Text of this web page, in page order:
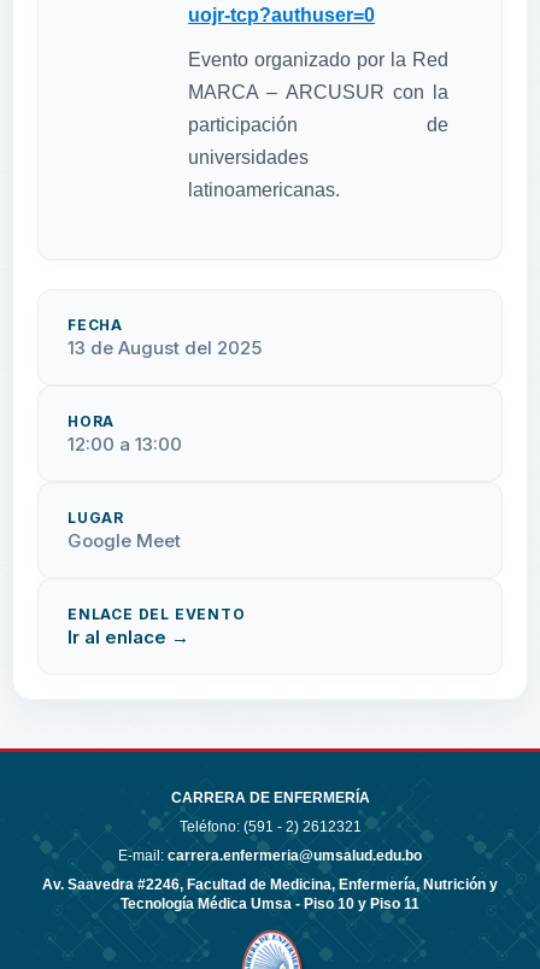
uojr-tcp?authuser=0
Evento organizado por la Red
MARCA – ARCUSUR con la
participación de
universidades
latinoamericanas.
FECHA
13 de August del 2025
HORA
12:00 a 13:00
LUGAR
Google Meet
ENLACE DEL EVENTO
Ir al enlace →
CARRERA DE ENFERMERÍA
Teléfono: (591 - 2) 2612321
E-mail: carrera.enfermeria@umsalud.edu.bo
Av. Saavedra #2246, Facultad de Medicina, Enfermería, Nutrición y
Tecnología Médica Umsa - Piso 10 y Piso 11